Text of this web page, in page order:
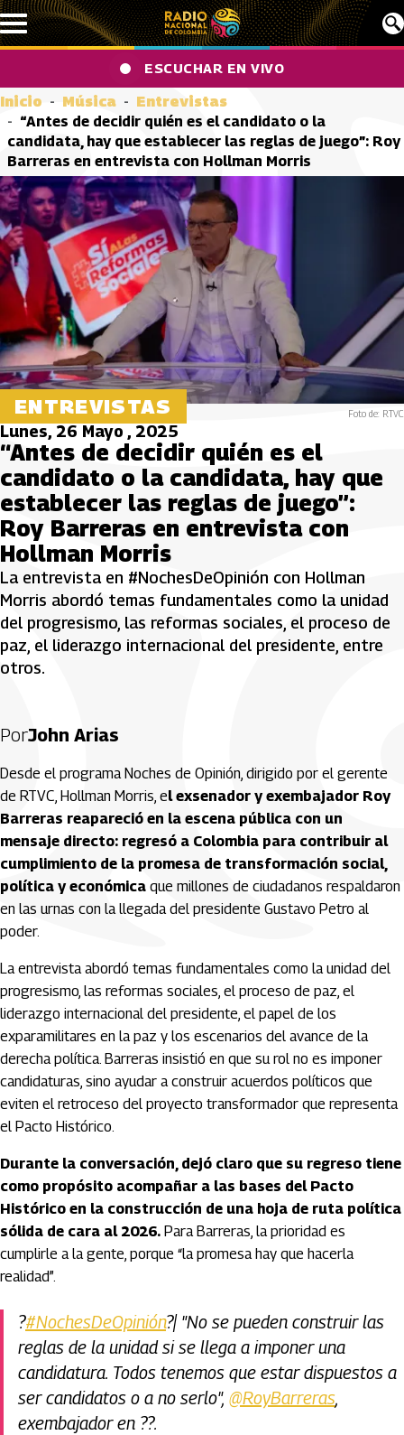
Pasar al contenido principal
ESCUCHAR EN VIVO
Inicio Música
Entrevistas
“Antes de decidir quién es el candidato o la
candidata, hay que establecer las reglas de juego”: Roy
Barreras en entrevista con Hollman Morris
ENTREVISTAS Foto de: RTVC
Lunes, 26 Mayo , 2025
“Antes de decidir quién es el
candidato o la candidata, hay que
establecer las reglas de juego”:
Roy Barreras en entrevista con
Hollman Morris
La entrevista en #NochesDeOpinión con Hollman
Morris abordó temas fundamentales como la unidad
del progresismo, las reformas sociales, el proceso de
paz, el liderazgo internacional del presidente, entre
otros.
PorJohn Arias
Desde el programa Noches de Opinión, dirigido por el gerente
de RTVC, Hollman Morris, el exsenador y exembajador Roy
Barreras reapareció en la escena pública con un
mensaje directo: regresó a Colombia para contribuir al
cumplimiento de la promesa de transformación social,
política y económica que millones de ciudadanos respaldaron
en las urnas con la llegada del presidente Gustavo Petro al
poder.
La entrevista abordó temas fundamentales como la unidad del
progresismo, las reformas sociales, el proceso de paz, el
liderazgo internacional del presidente, el papel de los
exparamilitares en la paz y los escenarios del avance de la
derecha política. Barreras insistió en que su rol no es imponer
candidaturas, sino ayudar a construir acuerdos políticos que
eviten el retroceso del proyecto transformador que representa
el Pacto Histórico.
Durante la conversación, dejó claro que su regreso tiene
como propósito acompañar a las bases del Pacto
Histórico en la construcción de una hoja de ruta política
sólida de cara al 2026. Para Barreras, la prioridad es
cumplirle a la gente, porque “la promesa hay que hacerla
realidad”.
?️#NochesDeOpinión?️| "No se pueden construir las
reglas de la unidad si se llega a imponer una
candidatura. Todos tenemos que estar dispuestos a
ser candidatos o a no serlo", @RoyBarreras,
exembajador en ??.